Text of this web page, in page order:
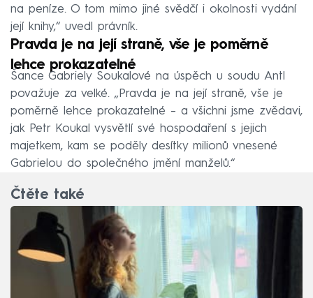
na peníze. O tom mimo jiné svědčí i okolnosti vydání
její knihy,“ uvedl právník.
Pravda je na její straně, vše je poměrně
lehce prokazatelné
Šance Gabriely Soukalové na úspěch u soudu Antl
považuje za velké. „Pravda je na její straně, vše je
poměrně lehce prokazatelné – a všichni jsme zvědavi,
jak Petr Koukal vysvětlí své hospodaření s jejich
majetkem, kam se poděly desítky milionů vnesené
Gabrielou do společného jmění manželů.“
Čtěte také